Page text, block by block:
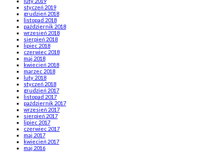
styczeń 2019
grudzień 2018
listopad 2018
październik 2018
wrzesień 2018
sierpień 2018
lipiec 2018
czerwiec 2018
maj 2018
kwiecień 2018
marzec 2018
luty 2018
styczeń 2018
grudzień 2017
listopad 2017
październik 2017
wrzesień 2017
sierpień 2017
lipiec 2017
czerwiec 2017
maj 2017
kwiecień 2017
maj 2016